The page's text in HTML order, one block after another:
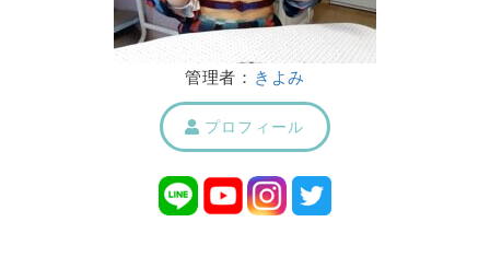
管理者： きよみ
プロフィール